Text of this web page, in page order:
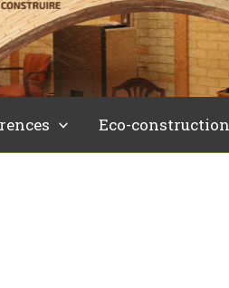
Eco-construction